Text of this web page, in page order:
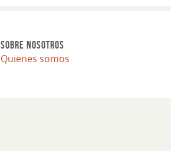
SOBRE NOSOTROS
Quienes somos